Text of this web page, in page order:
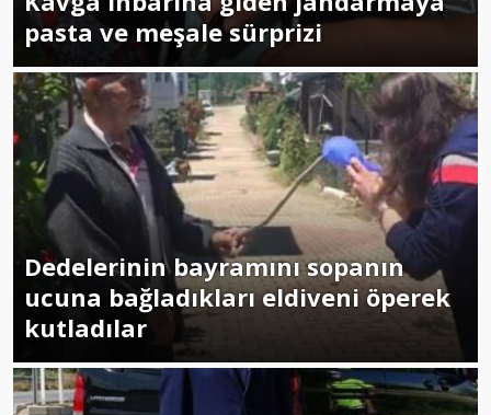
pasta ve meşale sürprizi
Dedelerinin bayramını sopanın
ucuna bağladıkları eldiveni öperek
kutladılar